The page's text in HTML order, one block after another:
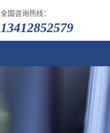
全国咨询热线：
13412852579